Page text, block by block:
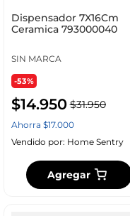
Dispensador 7X16Cm
Ceramica 793000040
SIN MARCA
-53%
$14.950 $31.950
Ahorra $17.000
Vendido por: Home Sentry
Agregar